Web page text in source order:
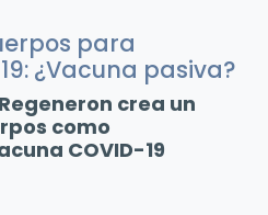
para
¿Vacuna pasiva?
crea un
como
COVID-19